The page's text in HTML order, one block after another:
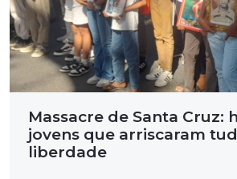
Massacre de Santa Cruz:
jovens que arriscaram
liberdade